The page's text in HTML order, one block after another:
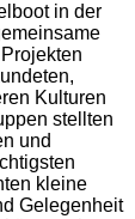
in der
Kulturen
stellten
und
kleine
Gelegenheit